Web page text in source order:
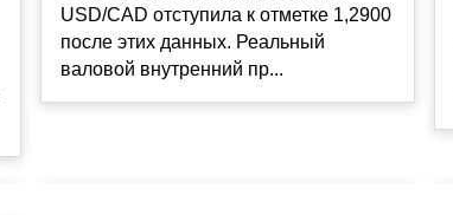
USD/CAD отступила к отметке 1,2900
после этих данных. Реальный
валовой внутренний пр...